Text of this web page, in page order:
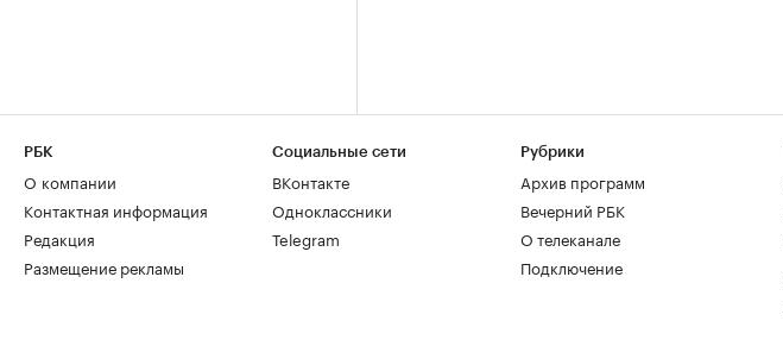
РБК
О компании
Контактная информация
Редакция
Размещение рекламы
Социальные сети
ВКонтакте
Одноклассники
Telegram
Рубрики
Архив программ
Вечерний РБК
О телеканале
Подключение